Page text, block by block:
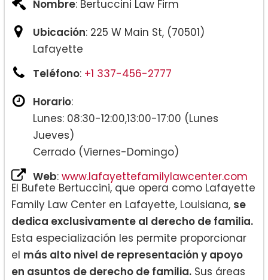
Nombre: Bertuccini Law Firm
Ubicación: 225 W Main St, (70501)
Lafayette
Teléfono: +1 337-456-2777
Horario:
Lunes: 08:30-12:00,13:00-17:00 (Lunes
Jueves)
Cerrado (Viernes-Domingo)
Web: www.lafayettefamilylawcenter.com
El Bufete Bertuccini, que opera como Lafayette
Family Law Center en Lafayette, Louisiana, se
dedica exclusivamente al derecho de familia.
Esta especialización les permite proporcionar
el más alto nivel de representación y apoyo
en asuntos de derecho de familia. Sus áreas